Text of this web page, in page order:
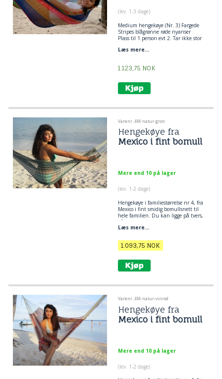
(lev. 1-3 dage)
Medium hengekøye (Nr. 3) Fargede
Stripes blågrønne røde nyanser
Plass til 1 person evt 2. Tar ikke stor
tur. Slapp av og nyt solen.
Læs mere...
1.123,75 NOK
Varenr. 4M-natur-gron
Hengekøye fra
Mexico i fint bomull
Mere end 10 på lager
(lev. 1-2 dage)
Hengekøyei familiestørrelse nr 4, fra
Mexico i fint smidig bomullsnett til
hele familien. Du kan ligge på tvers,
på langs og diagonalt i denne
hengekøyen. God plass til flere
Læs mere...
1.093,75 NOK
Varenr. 4M-natur-vinrod
Hengekøye fra
Mexico i fint bomull
Mere end 10 på lager
(lev. 1-2 dage)